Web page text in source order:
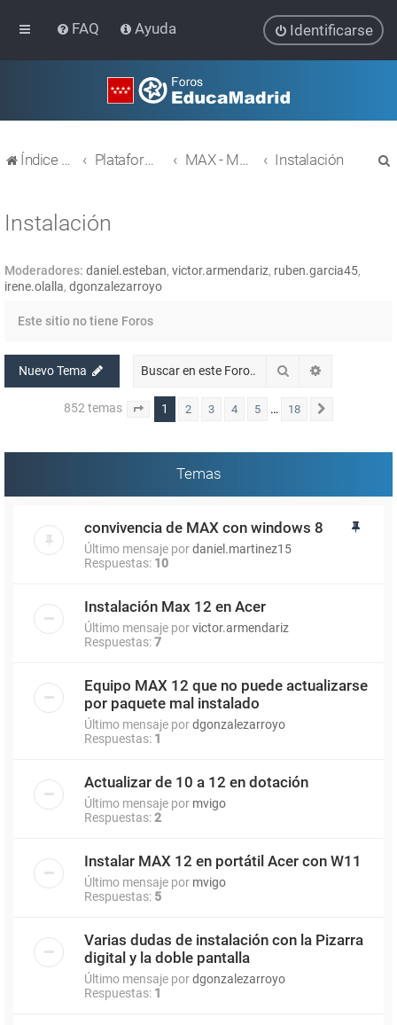
FAQ Ayuda Identificarse
Índice general Plataforma Educativa EducaMadrid MAX - MAdrid_linuX Instalación
Instalación
Moderadores: daniel.esteban, victor.armendariz, ruben.garcia45,
irene.olalla, dgonzalezarroyo
Este sitio no tiene Foros
Nuevo Tema Buscar
852 temas Página 1de 18
1 2 3 4 5 … 18
Temas
convivencia de MAX con windows 8
Último mensaje pordaniel.martinez15
Respuestas: 10
Instalación Max 12 en Acer
Último mensaje porvictor.armendariz
Respuestas:7
Equipo MAX 12 que no puede actualizarse
por paquete mal instalado
Último mensaje pordgonzalezarroyo
Respuestas: 1
Actualizar de 10 a 12 en dotación
Último mensaje por mvigo
Respuestas:2
Instalar MAX 12 en portátil Acer con W11
Último mensaje por mvigo
Respuestas: 5
Varias dudas de instalación con la Pizarra
digital y la doble pantalla
Último mensaje pordgonzalezarroyo
Respuestas: 1